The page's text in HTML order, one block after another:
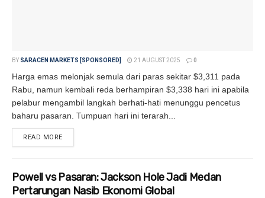
BY SARACEN MARKETS [SPONSORED] 21 AUGUST 2025 0
Harga emas melonjak semula dari paras sekitar $3,311 pada
Rabu, namun kembali reda berhampiran $3,338 hari ini apabila
pelabur mengambil langkah berhati-hati menunggu pencetus
baharu pasaran. Tumpuan hari ini terarah...
READ MORE
Powell vs Pasaran: Jackson Hole Jadi Medan
Pertarungan Nasib Ekonomi Global